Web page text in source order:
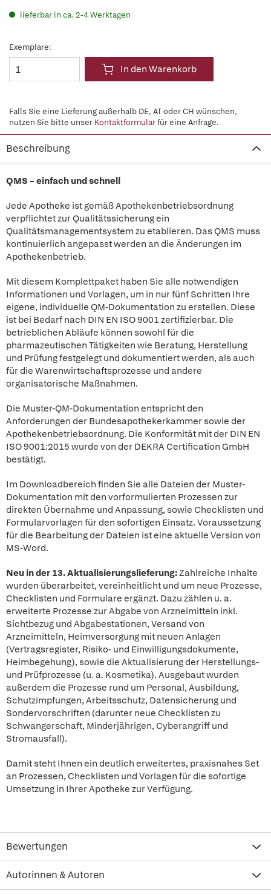
lieferbar in ca. 2-4 Werktagen
Exemplare:
In den Warenkorb
Falls Sie eine Lieferung außerhalb DE, AT oder CH wünschen,
nutzen Sie bitte unser Kontaktformularfür eine Anfrage.
Beschreibung
QMS – einfach und schnell
Jede Apotheke ist gemäß Apothekenbetriebsordnung
verpflichtet zur Qualitätssicherung ein
Qualitätsmanagementsystem zu etablieren. Das QMS muss
kontinuierlich angepasst werden an die Änderungen im
Apothekenbetrieb.
Mit diesem Komplettpaket haben Sie alle notwendigen
Informationen und Vorlagen, um in nur fünf Schritten Ihre
eigene, individuelle QM-Dokumentation zu erstellen. Diese
ist bei Bedarf nach DIN EN ISO 9001 zertifizierbar. Die
betrieblichen Abläufe können sowohl für die
pharmazeutischen Tätigkeiten wie Beratung, Herstellung
und Prüfung festgelegt und dokumentiert werden, als auch
für die Warenwirtschaftsprozesse und andere
organisatorische Maßnahmen.
Die Muster-QM-Dokumentation entspricht den
Anforderungen der Bundesapothekerkammer sowie der
Apothekenbetriebsordnung. Die Konformität mit der DIN EN
ISO 9001:2015 wurde von der DEKRA Certification GmbH
bestätigt.
Im Downloadbereich finden Sie alle Dateien der Muster-
Dokumentation mit den vorformulierten Prozessen zur
direkten Übernahme und Anpassung, sowie Checklisten und
Formularvorlagen für den sofortigen Einsatz. Voraussetzung
für die Bearbeitung der Dateien ist eine aktuelle Version von
MS-Word.
Neu in der 13. Aktualisierungslieferung:Zahlreiche Inhalte
wurden überarbeitet, vereinheitlicht und um neue Prozesse,
Checklisten und Formulare ergänzt. Dazu zählen u. a.
erweiterte Prozesse zur Abgabe von Arzneimitteln inkl.
Sichtbezug und Abgabestationen, Versand von
Arzneimitteln, Heimversorgung mit neuen Anlagen
(Vertragsregister, Risiko- und Einwilligungsdokumente,
Heimbegehung), sowie die Aktualisierung der Herstellungs-
und Prüfprozesse (u. a. Kosmetika). Ausgebaut wurden
außerdem die Prozesse rund um Personal, Ausbildung,
Schutzimpfungen, Arbeitsschutz, Datensicherung und
Sondervorschriften (darunter neue Checklisten zu
Schwangerschaft, Minderjährigen, Cyberangriff und
Stromausfall).
Damit steht Ihnen ein deutlich erweitertes, praxisnahes Set
an Prozessen, Checklisten und Vorlagen für die sofortige
Umsetzung in Ihrer Apotheke zur Verfügung.
Bewertungen
Autorinnen & Autoren